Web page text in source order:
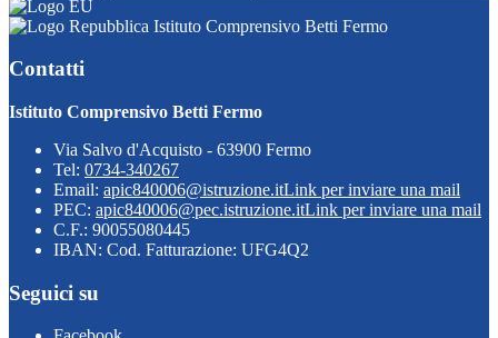
Istituto Comprensivo Betti Fermo
Contatti
Istituto Comprensivo Betti Fermo
Via Salvo d'Acquisto - 63900 Fermo
Tel: 0734-340267
Email: apic840006@istruzione.itLink per inviare una mail
PEC: apic840006@pec.istruzione.itLink per inviare una mail
C.F.: 90055080445
IBAN: Cod. Fatturazione: UFG4Q2
Seguici su